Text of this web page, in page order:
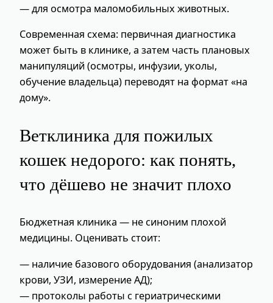
— для осмотра маломобильных животных.
Современная схема: первичная диагностика
может быть в клинике, а затем часть плановых
манипуляций (осмотры, инфузии, уколы,
обучение владельца) переводят на формат «на
дому».
Ветклиника для пожилых
кошек недорого: как понять,
что дёшево не значит плохо
Бюджетная клиника — не синоним плохой
медицины. Оценивать стоит:
— наличие базового оборудования (анализатор
крови, УЗИ, измерение АД);
— протоколы работы с гериатрическими